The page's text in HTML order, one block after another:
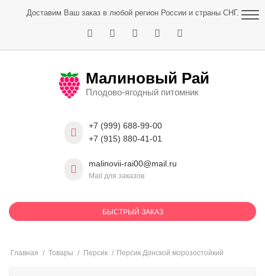
Доставим Ваш заказ в любой регион России и страны СНГ.
Малиновый Рай
Плодово-ягодный питомник
+7 (999) 688-99-00
+7 (915) 880-41-01
malinovii-rai00@mail.ru
Mail для заказов
БЫСТРЫЙ ЗАКАЗ
Главная / Товары / Персик / Персик Донской морозостойкий